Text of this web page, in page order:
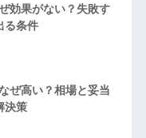
効果がない？失敗す
る条件
ぜ高い？相場と妥当
決策